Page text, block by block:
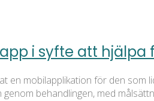
i syfte att
en mobilapplikation för den
behandlingen, med